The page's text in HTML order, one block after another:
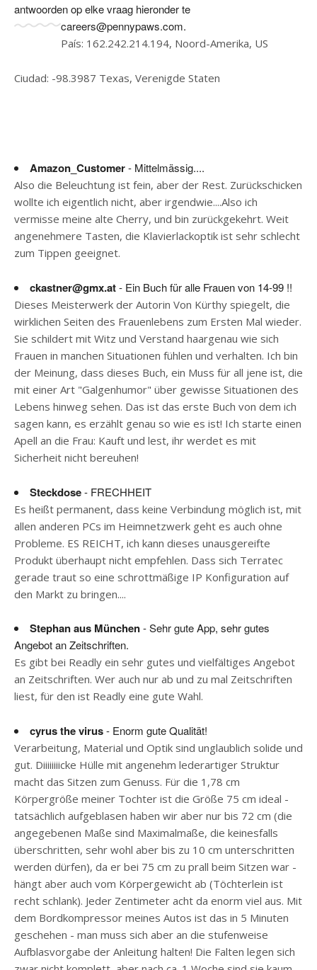
antwoorden op elke vraag hieronder te
careers@pennypaws.com.
País: 162.242.214.194, Noord-Amerika, US
Ciudad: -98.3987 Texas, Verenigde Staten
Amazon_Customer- Mittelmässig....
Also die Beleuchtung ist fein, aber der Rest. Zurückschicken
wollte ich eigentlich nicht, aber irgendwie....Also ich
vermisse meine alte Cherry, und bin zurückgekehrt. Weit
angenehmere Tasten, die Klavierlackoptik ist sehr schlecht
zum Tippen geeignet.
ckastner@gmx.at- Ein Buch für alle Frauen von 14-99 !!
Dieses Meisterwerk der Autorin Von Kürthy spiegelt, die
wirklichen Seiten des Frauenlebens zum Ersten Mal wieder.
Sie schildert mit Witz und Verstand haargenau wie sich
Frauen in manchen Situationen fühlen und verhalten. Ich bin
der Meinung, dass dieses Buch, ein Muss für all jene ist, die
mit einer Art "Galgenhumor" über gewisse Situationen des
Lebens hinweg sehen. Das ist das erste Buch von dem ich
sagen kann, es erzählt genau so wie es ist! Ich starte einen
Apell an die Frau: Kauft und lest, ihr werdet es mit
Sicherheit nicht bereuhen!
Steckdose- FRECHHEIT
Es heißt permanent, dass keine Verbindung möglich ist, mit
allen anderen PCs im Heimnetzwerk geht es auch ohne
Probleme. ES REICHT, ich kann dieses unausgereifte
Produkt überhaupt nicht empfehlen. Dass sich Terratec
gerade traut so eine schrottmäßige IP Konfiguration auf
den Markt zu bringen....
Stephan aus München- Sehr gute App, sehr gutes
Angebot an Zeitschriften.
Es gibt bei Readly ein sehr gutes und vielfältiges Angebot
an Zeitschriften. Wer auch nur ab und zu mal Zeitschriften
liest, für den ist Readly eine gute Wahl.
cyrus the virus- Enorm gute Qualität!
Verarbeitung, Material und Optik sind unglaublich solide und
gut. Diiiiiiiicke Hülle mit angenehm lederartiger Struktur
macht das Sitzen zum Genuss. Für die 1,78 cm
Körpergröße meiner Tochter ist die Größe 75 cm ideal -
tatsächlich aufgeblasen haben wir aber nur bis 72 cm (die
angegebenen Maße sind Maximalmaße, die keinesfalls
überschritten, sehr wohl aber bis zu 10 cm unterschritten
werden dürfen), da er bei 75 cm zu prall beim Sitzen war -
hängt aber auch vom Körpergewicht ab (Töchterlein ist
recht schlank). Jeder Zentimeter acht da enorm viel aus. Mit
dem Bordkompressor meines Autos ist das in 5 Minuten
geschehen - man muss sich aber an die stufenweise
Aufblasvorgabe der Anleitung halten! Die Falten legen sich